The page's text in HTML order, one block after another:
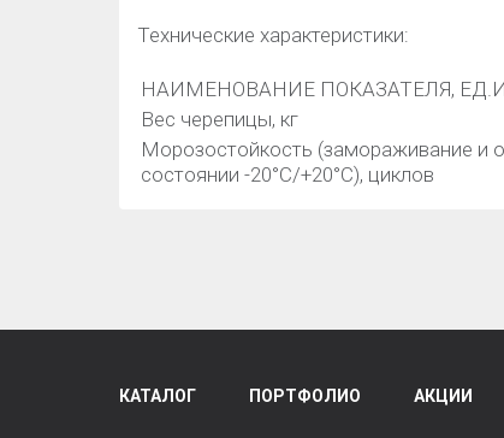
Технические характеристики:
НАИМЕНОВАНИЕ ПОКАЗАТЕЛЯ,
Вес черепицы, кг
Морозостойкость (замораживание и
состоянии -20°С/+20°С), циклов
КАТАЛОГ ПОРТФОЛИО АКЦИИ